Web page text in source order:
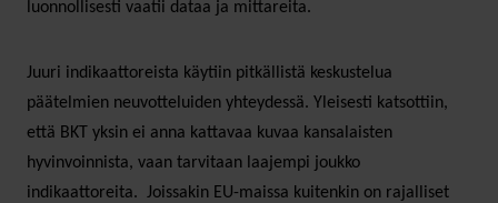
luonnollisesti vaatii dataa ja mittareita.
Juuri indikaattoreista käytiin pitkällistä keskustelua
päätelmien neuvotteluiden yhteydessä. Yleisesti katsottiin,
että BKT yksin ei anna kattavaa kuvaa kansalaisten
hyvinvoinnista, vaan tarvitaan laajempi joukko
indikaattoreita. Joissakin EU-maissa kuitenkin on rajalliset